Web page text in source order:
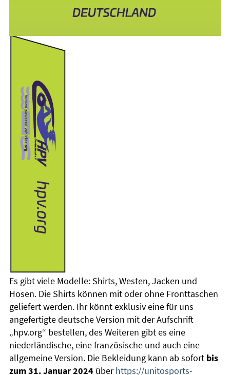
Es gibt viele Modelle: Shirts, Westen, Jacken und
Hosen. Die Shirts können mit oder ohne Fronttaschen
geliefert werden. Ihr könnt exklusiv eine für uns
angefertigte deutsche Version mit der Aufschrift
„hpv.org“ bestellen, des Weiteren gibt es eine
niederländische, eine französische und auch eine
allgemeine Version. Die Bekleidung kann ab sofort bis
zum 31. Januar 2024 überhttps://unitosports-